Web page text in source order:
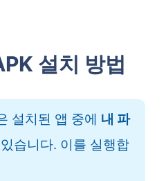
설치 방법
설치된 앱 중에 내 파
습니다. 이를 실행합